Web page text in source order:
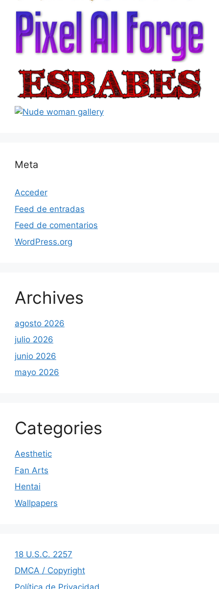
Meta
Acceder
Feed de entradas
Feed de comentarios
WordPress.org
Archives
agosto 2026
julio 2026
junio 2026
mayo 2026
Categories
Aesthetic
Fan Arts
Hentai
Wallpapers
18 U.S.C. 2257
DMCA / Copyright
Política de Privacidad